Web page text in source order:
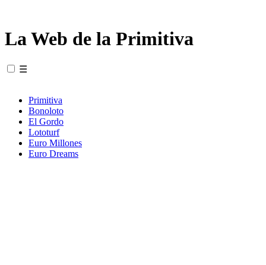
La Web de la Primitiva
☰
Primitiva
Bonoloto
El Gordo
Lototurf
Euro Millones
Euro Dreams